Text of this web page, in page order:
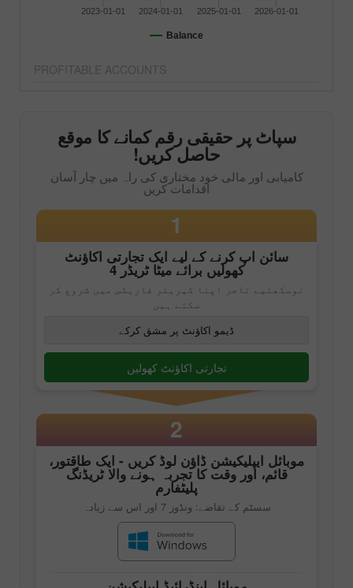
Balance
2023-01-01 2024-01-01 2025-01-01 2026-01-01
PROFITABLE ACCOUNTS
سپاٹ پر حقیقی رقم کمانے کا موقع
حاصل کریں!
کامیابی اور مالی خود مختاری کی راہ میں چار آسان
اقدامات کریں
1
سائن اپ کرنے کے لیے ایک تجارتی اکاؤنٹ
کھولیں برائےمیٹا ٹریڈر 4
نوسکھئیے تاجر اپنا کیریئر فاریکس میں شروع کر
سکتے ہیں
ڈیمو اکاؤنٹ پر مشق کرکے
تجارتی اکاؤنٹ کھولیں
2
موبائل ایپلیکیشن ڈاؤن لوڈ کریں - ایک طاقتور،
قائم، اور وقت کا تجربہ ہونے والا ٹریڈنگ
پلیٹفارم
سسٹم کے تقاضے: ونڈوز 7 اور اس سے زیادہ